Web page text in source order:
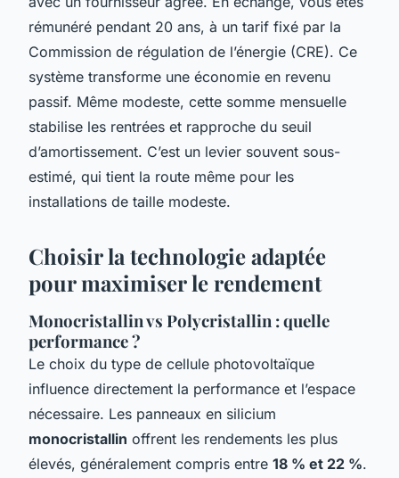
rémunéré pendant 20 ans, à un tarif fixé par la
Commission de régulation de l’énergie (CRE). Ce
système transforme une économie en revenu
passif. Même modeste, cette somme mensuelle
stabilise les rentrées et rapproche du seuil
d’amortissement. C’est un levier souvent sous-
estimé, qui tient la route même pour les
installations de taille modeste.
Choisir la technologie adaptée
pour maximiser le rendement
Monocristallin vs Polycristallin : quelle
performance ?
Le choix du type de cellule photovoltaïque
influence directement la performance et l’espace
nécessaire. Les panneaux en silicium
monocristallin offrent les rendements les plus
élevés, généralement compris entre 18 % et 22 %.